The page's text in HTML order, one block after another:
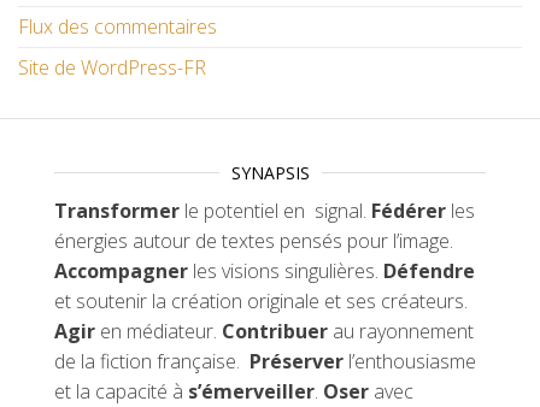
Flux des commentaires
Site de WordPress-FR
SYNAPSIS
Transformer le potentiel en signal. Fédérer les
énergies autour de textes pensés pour l’image.
Accompagner les visions singulières. Défendre
et soutenir la création originale et ses créateurs.
Agir en médiateur. Contribuer au rayonnement
de la fiction française. Préserver l’enthousiasme
et la capacité à s’émerveiller. Oser avec